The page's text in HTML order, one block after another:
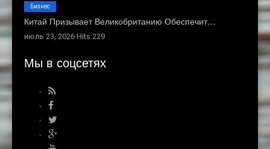
Китай Призывает Великобританию Обеспечит…
июль 23, 2026 Hits:229
Бизнес
Мы в соцсетях